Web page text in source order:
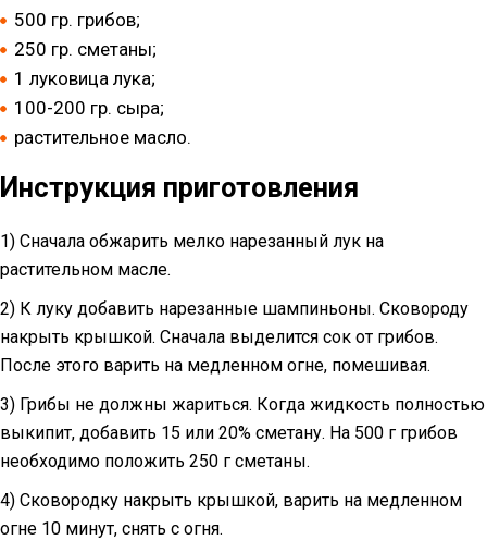
500 гр. грибов;
250 гр. сметаны;
1 луковица лука;
100-200 гр. сыра;
растительное масло.
Инструкция приготовления
1) Сначала обжарить мелко нарезанный лук на
растительном масле.
2) К луку добавить нарезанные шампиньоны. Сковороду
накрыть крышкой. Сначала выделится сок от грибов.
После этого варить на медленном огне, помешивая.
3) Грибы не должны жариться. Когда жидкость полностью
выкипит, добавить 15 или 20% сметану. На 500 г грибов
необходимо положить 250 г сметаны.
4) Сковородку накрыть крышкой, варить на медленном
огне 10 минут, снять с огня.